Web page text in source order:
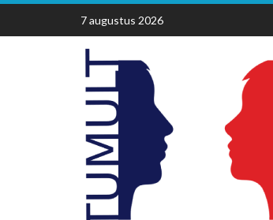
Skip
content
7 augustus 2026